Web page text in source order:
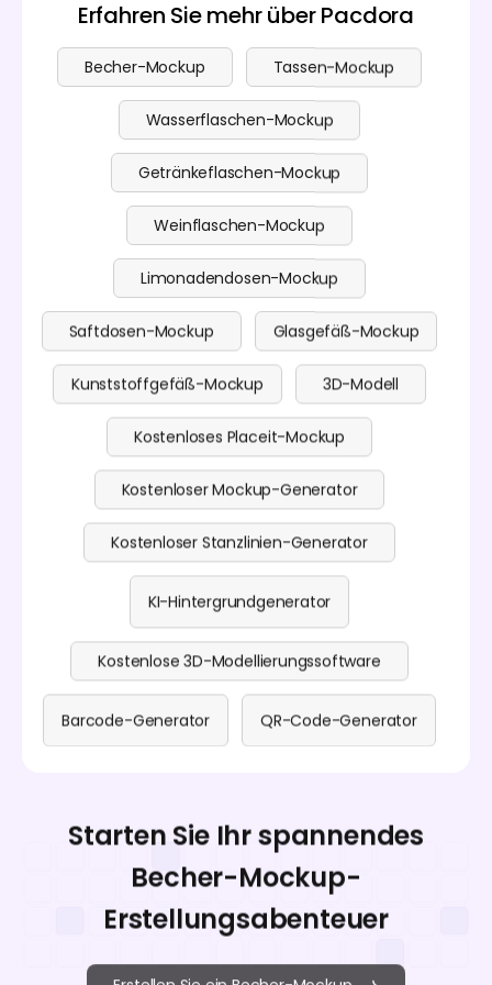
Erfahren Sie mehr über Pacdora
Becher-Mockup Tassen-Mockup
Wasserflaschen-Mockup
Getränkeflaschen-Mockup
Weinflaschen-Mockup
Limonadendosen-Mockup
Saftdosen-Mockup Glasgefäß-Mockup
Kunststoffgefäß-Mockup 3D-Modell
Kostenloses Placeit-Mockup
Kostenloser Mockup-Generator
Kostenloser Stanzlinien-Generator
KI-Hintergrundgenerator
Kostenlose 3D-Modellierungssoftware
Barcode-Generator QR-Code-Generator
Starten Sie Ihr spannendes
Becher-Mockup-
Erstellungsabenteuer
Erstellen Sie ein Becher-Mockup